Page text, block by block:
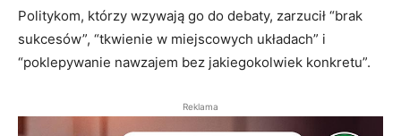
Politykom, którzy wzywają go do debaty, zarzucił “brak
sukcesów”, “tkwienie w miejscowych układach” i
“poklepywanie nawzajem bez jakiegokolwiek konkretu”.
Reklama